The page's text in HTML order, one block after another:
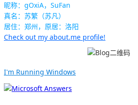
昵称：gOxiA，SuFan
真名：苏繁（苏凡）
居住：郑州，原居：洛阳
Check out my about.me profile!
I'm Running Windows